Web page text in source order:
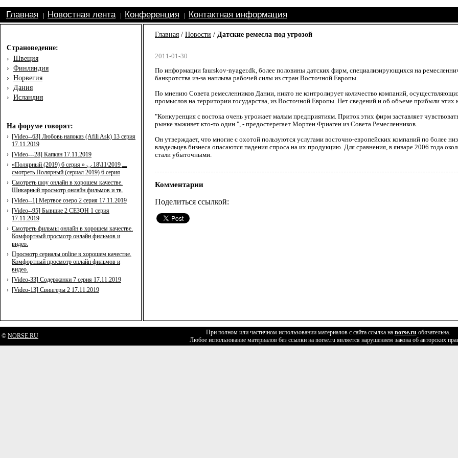
Главная Новостная лента| Конференция Контактная информация
Страноведение:
› Швеция
› Финляндия
› Норвегия
› Дания
› Исландия
На форуме говорят:
› [Video--63] Любовь напоказ (Afili Ask) 13 серия
17.11.2019
› [Video---28] Капкан 17.11.2019
› «Полярный (2019) 6 серия » ◡ 18\11\2019 ▂
смотреть Полярный (сериал 2019) 6 серия
› Смотреть шоу онлайн в хорошем качестве.
Шикарный просмотр онлайн фильмов и тв.
› [Video--1] Мертвое озеро 2 серия 17.11.2019
› [Video--95] Бывшие 2 СЕЗОН 1 серия
17.11.2019
› Смотреть фильмы онлайн в хорошем качестве.
Комфортный просмотр онлайн фильмов и
видео.
› Просмотр сериалы online в хорошем качестве.
Комфортный просмотр онлайн фильмов и
видео.
› [Video-33] Содержанки 7 серия 17.11.2019
› [Video-13] Свингеры 2 17.11.2019
Главная / Новости / Датские ремесла под угрозой
2011-01-30
По информации faurskov-nyager.dk, более половины датских фирм, специализирующихся на
банкротства из-за наплыва рабочей силы из стран Восточной Европы.
По мнению Совета ремесленников Дании, никто не контролирует количество компаний,
промыслов на территории государства, из Восточной Европы. Нет сведений и об объеме прибыли этих
"Конкуренция с востока очень угрожает малым предприятиям. Приток этих фирм заставляет
рынке выживет кто-то один ", - предостерегает Мортен Фриаген из Совета Ремесленников.
Он утверждает, что многие с охотой пользуются услугами восточно-европейских компаний по более
владельцев бизнеса опасаются падения спроса на их продукцию. Для сравнения, в январе 2006 года
стали убыточными.
Комментарии
Поделиться ссылкой:
© NORSE.RU При полном или частичном использовании материалов с сайта ссылка на norse.ruобязательна.
Любое использование материалов без ссылки на norse.ru является нарушением закона об авторских